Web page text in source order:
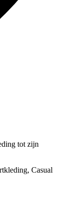
tot zijn
Casual